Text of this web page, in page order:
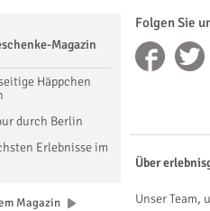
Folgen Sie
Magazin
Häppchen
durch Berlin
Erlebnisse im
Magazin
Über
Unser Team,